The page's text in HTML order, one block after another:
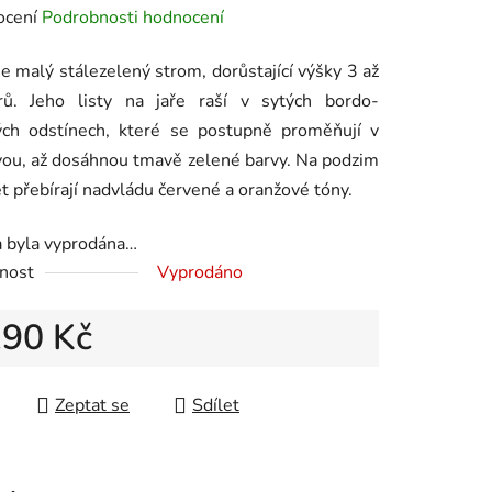
Podrobnosti hodnocení
malý stálezelený strom, dorůstající výšky 3 až
Jeho listy na jaře raší v sytých bordo-
odstínech, které se postupně proměňují v
až dosáhnou tmavě zelené barvy. Na podzim
přebírají nadvládu červené a oranžové tóny.
byla vyprodána…
Vyprodáno
Kč
Zeptat se Sdílet